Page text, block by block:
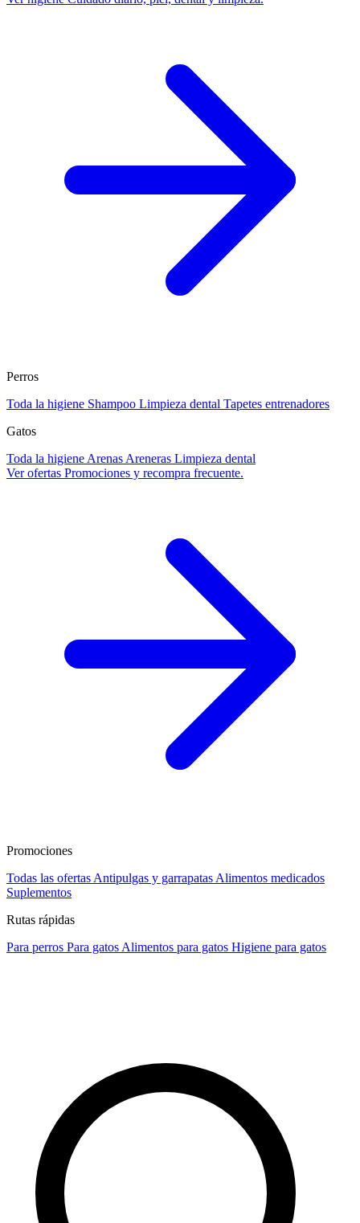
Perros
Toda la higiene Shampoo Limpieza dental Tapetes entrenadores
Gatos
Toda la higiene Arenas Areneras Limpieza dental
Ver ofertas Promociones y recompra frecuente.
Promociones
Todas las ofertas Antipulgas y garrapatas Alimentos medicados
Suplementos
Rutas rápidas
Para perros Para gatos Alimentos para gatos Higiene para gatos